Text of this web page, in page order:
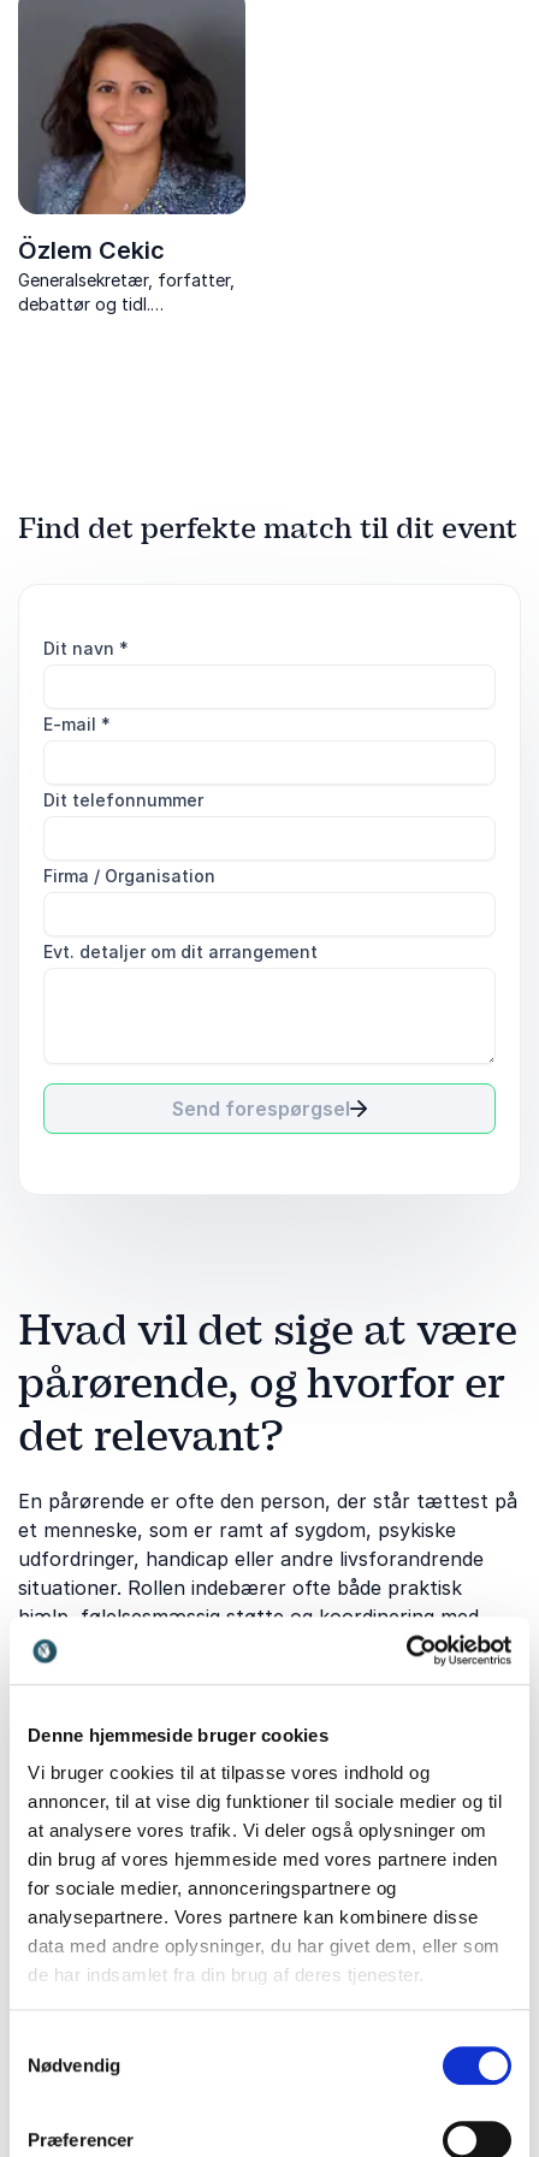
Denne hjemmeside bruger cookies
Vi bruger cookies til at tilpasse vores indhold og
annoncer, til at vise dig funktioner til sociale medier og til
at analysere vores trafik. Vi deler også oplysninger om
din brug af vores hjemmeside med vores partnere inden
for sociale medier, annonceringspartnere og
analysepartnere. Vores partnere kan kombinere disse
data med andre oplysninger, du har givet dem, eller som
de har indsamlet fra din brug af deres tjenester.
Nødvendig
Præferencer
Niarn, misbruget og vejen til
ædruelighed
Özlem Cekic
Generalsekretær, forfatter,
debattør og tidl.
Find det perfekte match til dit event
Dit navn *
E-mail *
Dit telefonnummer
Firma / Organisation
Evt. detaljer om dit arrangement
Send forespørgsel
Hvad vil det sige at være
pårørende, og hvorfor er
det relevant?
En pårørende er ofte den person, der står tættest på
et menneske, som er ramt af sygdom, psykiske
udfordringer, handicap eller andre livsforandrende
situationer. Rollen indebærer ofte både praktisk
hjælp, følelsesmæssig støtte og koordinering med
sundhedsvæsen eller myndigheder. Selvom pårørende
mentale sundhed. Derfor er der stigende fokus på,
hvordan samfundet kan støtte pårørende bedre og
skabe større forståelse for de udfordringer, de
møder. Foredrag om pårørende giver indsigt,
inspiration og konkrete perspektiver på en rolle, som
mange mennesker vil opleve på et tidspunkt i livet.
Hvilke emner dækker vores
Foredrag om pårørende spænder over både
konkrete værktøjer til at håndtere en krævende
hverdag.